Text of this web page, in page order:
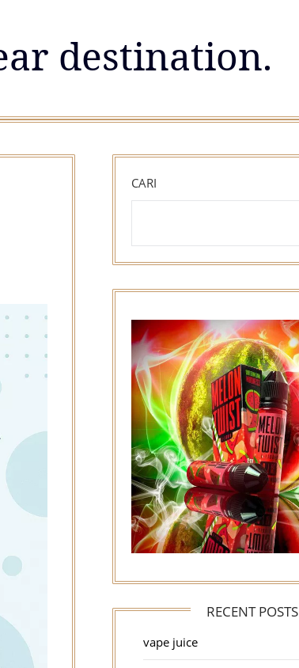
destination.
CARI
RECENT POSTS
vape juice